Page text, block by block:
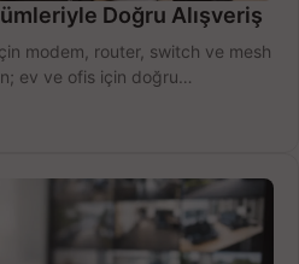
Doğru Alışveriş
modem, router, switch ve mesh
ev ve ofis için doğru